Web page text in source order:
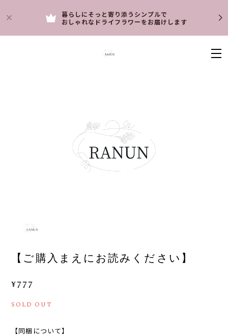
暮らしにそっと寄り添うシンプルで
おしゃれなドライフラワーをお届けします
【ご購入まえにお読みください】
¥777
SOLD OUT
【同梱について】